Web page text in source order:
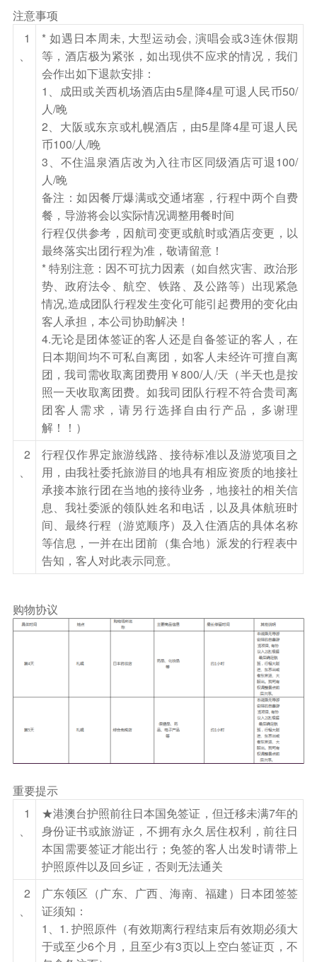
表性的特色地景，街道周围完整保留许多日本明治
到大正年间(约于19世纪末至20世纪初)所建造的
欧式楼房，这些建筑经过百年岁月风霜的洗礼，淬
炼出风格独具的历史韵味，让许多外地游客对这有
如童话故事般的美丽场景着迷不已，纷纷在此驻足
摄影、仔细品味在地风华。
餐饮
早餐：酒店内
中餐：渔民料理
晚餐：温泉内迎宾
会席料理 或 环球国际美食自助歺
住宿
札幌 或 定山溪 或 洞爷湖 或 登别 或同级温泉酒店
第3天 登别地狱谷 (停留时间约30分钟)～温泉街(停留
时间约20分钟)～昭和新山熊牧场（可自费买蔬果喂饲
北海道黑熊）～昭和新山(远眺有珠火山) (共停留时间
约30分钟)～洞爷湖畔公园～足汤浴体验(共停留时间约
30分钟)～洞爷湖展望台(停留时间约30分钟)～酒店
【登别地狱谷】在登别温泉街尽头奇形诡异的谷地
称为地狱谷，乃1万年前笠山爆发形成。岩石间喷
出的天然瓦斯使这一带烟雾迷漫，若在秋日遍谷枫
红时游览，当下美景，是地狱也是天堂。
【昭和新山熊牧场】参观北海道最有人气熊牧场，
嬉戏憨态可掬的大灰熊。
【昭和新山，有珠火山】昭和新山则是由火山喷发
形成的火山，而有珠山在2000年时曾经有过火山
喷发。两座山附近一带至今仍冒烟不绝，远眺秋季
红叶美景，教人以为景色是由火山燃烧造成。
【洞爷湖】洞爷湖是一座火口湖，湖水终年不冻，
每到秋天，湖畔红叶铺天盖地，美不胜收，每年4
面上绽开，炫丽的景色加上秋季枫景格外动人。
【洞爷湖足汤浴体验】 日本的不冻湖，一年四季
荡漾着清丽的湖水。一边观赏洞爷湖的美丽景色，
一边漫步热气漂浮的温泉街，在设计优雅的足汤泡
泡，感觉非常舒服 (请自备小毛巾)
【洞爷湖展望台】在数万年前火山爆发后，形成周
围约36.5公里的火口湖。湖上有大岛、观音岛、
弁天岛、馒头岛等湖中岛，一览洞爷湖的全貌为你
此行留下美丽的倩影。湖畔周边是泉量丰富的温泉
地，到处都设有可入浴泡汤的设施。
餐饮
早餐：酒店内 中餐：海鲜石狩锅
晚餐：温泉内迎
宾会席料理 或 环球国际美食自助歺
住宿
札幌 或 定山溪 或 洞爷湖 或 登别 或同级温泉酒店
第4天 北海道 【雪上摩托车乐园】: 可自费体验雪地
注意事项
1
、
* 如遇日本周未, 大型运动会, 演唱会或3连休假期
等，酒店极为紧张，如出现供不应求的情况，我们
会作出如下退款安排：
1、成田或关西机场酒店由5星降4星可退人民币50/
人/晚
2、大阪或东京或札幌酒店，由5星降4星可退人民
币100/人/晚
3、不住温泉酒店改为入往市区同级酒店可退100/
人/晚
备注：如因餐厅爆满或交通堵塞，行程中两个自费
餐，导游将会以实际情况调整用餐时间
行程仅供参考，因航司变更或航时或酒店变更，以
最终落实出团行程为准，敬请留意！
* 特别注意：因不可抗力因素（如自然灾害、政治形
势、政府法令、航空、铁路、及公路等）出现紧急
情况,造成团队行程发生变化可能引起费用的变化由
客人承担，本公司协助解决！
4.无论是团体签证的客人还是自备签证的客人，在
日本期间均不可私自离团，如客人未经许可擅自离
团，我司需收取离团费用￥800/人/天（半天也是按
照一天收取离团费。如我司团队行程不符合贵司离
团客人需求，请另行选择自由行产品，多谢理
解！！）
2
、
行程仅作界定旅游线路、接待标准以及游览项目之
用，由我社委托旅游目的地具有相应资质的地接社
承接本旅行团在当地的接待业务，地接社的相关信
息、我社委派的领队姓名和电话，以及具体航班时
间、最终行程（游览顺序）及入住酒店的具体名称
等信息，一并在出团前（集合地）派发的行程表中
告知，客人对此表示同意。
购物协议
重要提示
1
、
★港澳台护照前往日本国免签证，但迁移未满7年的
身份证书或旅游证，不拥有永久居住权利，前往日
本国需要签证才能出行；免签的客人出发时请带上
护照原件以及回乡证，否则无法通关
2
、
广东领区（广东、广西、海南、福建）日本团签签
证须知：
1、1. 护照原件（有效期离行程结束后有效期必须大
于或至少6个月，且至少有3页以上空白签证页，不